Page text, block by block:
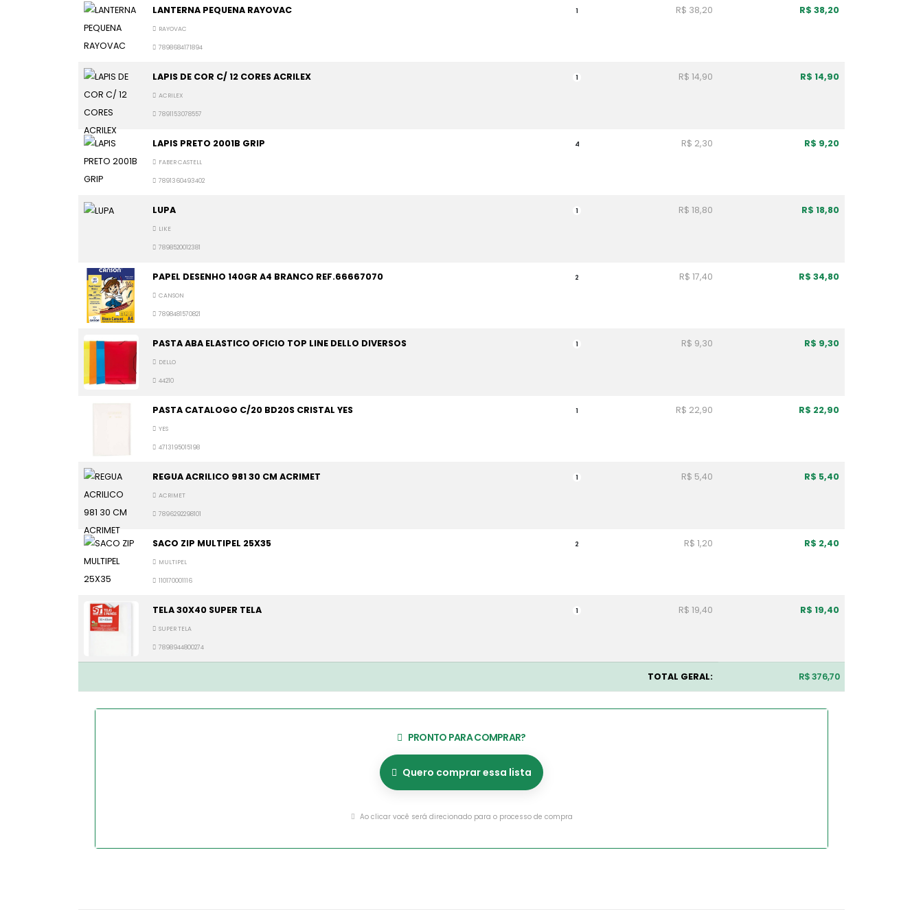
LANTERNA PEQUENA RAYOVAC
RAYOVAC
7898684171894
1 R$ 38,20 R$ 38,20
LAPIS DE COR C/ 12 CORES ACRILEX
ACRILEX
7891153078557
1 R$ 14,90 R$ 14,90
LAPIS PRETO 2001B GRIP
FABER CASTELL
7891360493402
4 R$ 2,30 R$ 9,20
LUPA
LIKE
7898520012381
1 R$ 18,80 R$ 18,80
PAPEL DESENHO 140GR A4 BRANCO REF.66667070
CANSON
7898481570821
2 R$ 17,40 R$ 34,80
PASTA ABA ELASTICO OFICIO TOP LINE DELLO DIVERSOS
DELLO
44210
1 R$ 9,30 R$ 9,30
PASTA CATALOGO C/20 BD20S CRISTAL YES
YES
4713195015198
1 R$ 22,90 R$ 22,90
REGUA ACRILICO 981 30 CM ACRIMET
ACRIMET
7896292298101
1 R$ 5,40 R$ 5,40
SACO ZIP MULTIPEL 25X35
MULTIPEL
110170001116
2 R$ 1,20 R$ 2,40
TELA 30X40 SUPER TELA
SUPER TELA
7898944800274
1 R$ 19,40 R$ 19,40
TOTAL GERAL: R$ 376,70
PRONTO PARA COMPRAR?
Quero comprar essa lista
Ao clicar você será direcionado para o processo de compra